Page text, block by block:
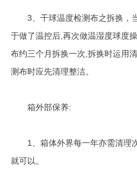
3、干球温度检测布之拆换，
于做了温控后,再次做温湿度球度
布约三个月拆换一次,拆换时运用
测布时应先清理整洁。
箱外部保养:
1、箱体外界每一年亦需清理
就可以。